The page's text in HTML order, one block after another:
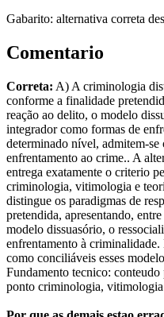
Gabarito: alternativa correta
Comentario
Correta: A) A criminologia
conforme a finalidade
reação ao delito, o modelo
integrador como formas de
determinado nível, admitem-se
enfrentamento ao crime.. A
entrega exatamente o criterio
criminologia, vitimologia e
distingue os paradigmas de
pretendida, apresentando,
modelo dissuasório, o
enfrentamento à
como conciliáveis esses
Fundamento tecnico:
ponto criminologia,